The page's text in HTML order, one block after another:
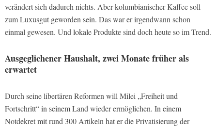
verändert sich dadurch nichts. Aber kolumbianischer Kaffee soll
zum Luxusgut geworden sein. Das war er irgendwann schon
einmal gewesen. Und lokale Produkte sind doch heute so im Trend.
Ausgeglichener Haushalt, zwei Monate früher als
erwartet
Durch seine libertären Reformen will Milei „Freiheit und
Fortschritt“ in seinem Land wieder ermöglichen. In einem
Notdekret mit rund 300 Artikeln hat er die Privatisierung der